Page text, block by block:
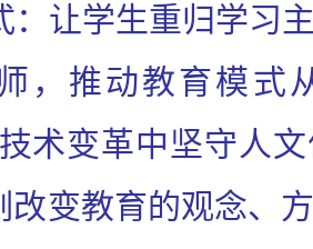
：让学生重归学习
，推动教育模式
术变革中坚守人
改变教育的观念、